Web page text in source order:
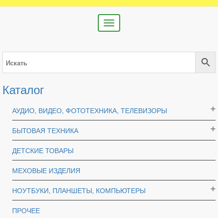
Toggle
navigation
Каталог
АУДИО, ВИДЕО, ФОТОТЕХНИКА, ТЕЛЕВИЗОРЫ
БЫТОВАЯ ТЕХНИКА
ДЕТСКИЕ ТОВАРЫ
МЕХОВЫЕ ИЗДЕЛИЯ
НОУТБУКИ, ПЛАНШЕТЫ, КОМПЬЮТЕРЫ
ПРОЧЕЕ